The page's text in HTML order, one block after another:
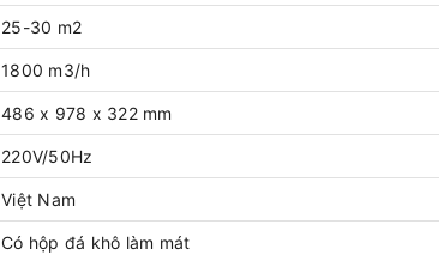
25-30 m2
1800 m3/h
486 x 978 x 322 mm
220V/50Hz
Việt Nam
Có hộp đá khô làm mát